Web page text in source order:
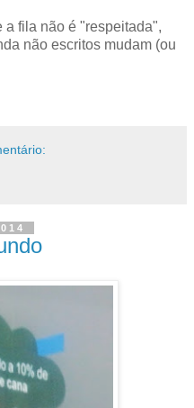
a fila não é "respeitada",
não escritos mudam (ou